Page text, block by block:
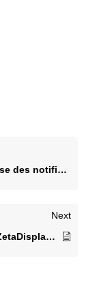
e-mail?
Next
Est-il possible que l’assistance ZetaDisplay contrôle et gère l’écran ou le lecteur externe à distance?